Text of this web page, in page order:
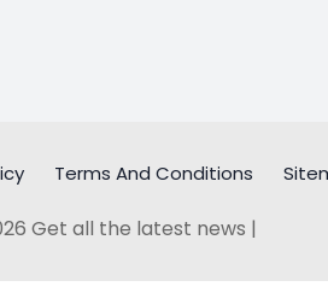
Terms And Conditions
Get all the latest news |